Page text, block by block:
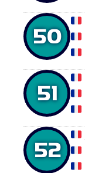
50
51
52